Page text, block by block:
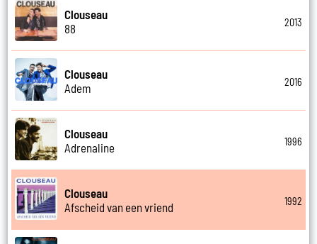
Clouseau
88
2013
Clouseau
Adem
2016
Clouseau
Adrenaline
1996
Clouseau
Afscheid van een vriend
1992